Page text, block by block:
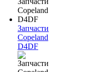
Запчасти
Copeland
D4DF